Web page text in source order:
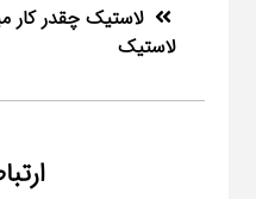
لاستیک چقدر کار
لاستیک